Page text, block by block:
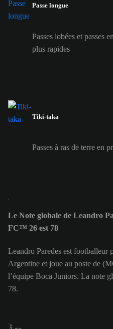
Passe longue
Passes lobées et passes
plus rapides
Tiki-taka
Passes à ras de terre en
Le Note globale de Leandro
FC™ 26 est 78
Leandro Paredes est footballeur
Argentine et joue au poste de
l’équipe Boca Juniors. La note
78.